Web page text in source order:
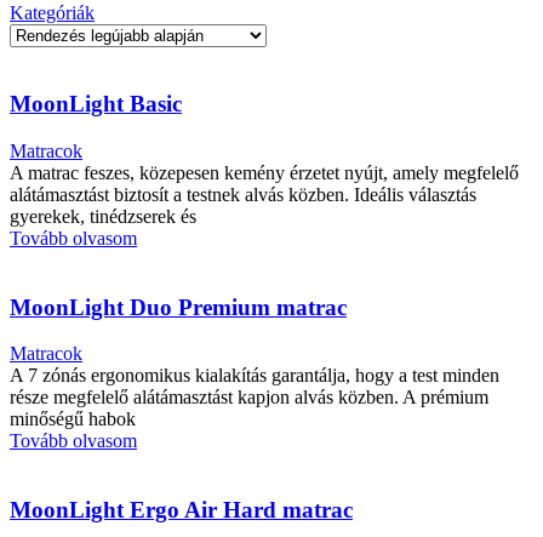
Kategóriák
MoonLight Basic
Matracok
A matrac feszes, közepesen kemény érzetet nyújt, amely megfelelő
alátámasztást biztosít a testnek alvás közben. Ideális választás
gyerekek, tinédzserek és
Tovább olvasom
MoonLight Duo Premium matrac
Matracok
A 7 zónás ergonomikus kialakítás garantálja, hogy a test minden
része megfelelő alátámasztást kapjon alvás közben. A prémium
minőségű habok
Tovább olvasom
MoonLight Ergo Air Hard matrac